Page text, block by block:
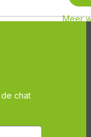
chat
Meer